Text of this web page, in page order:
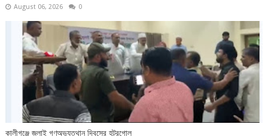
August 06, 2026 0
কালীগঞ্জে জুলাই গণঅভ্যুত্থান দিবসের হট্রগোল